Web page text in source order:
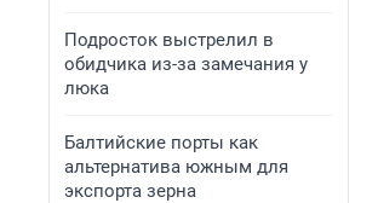
Подросток выстрелил в
обидчика из-за замечания у
люка
Балтийские порты как
альтернатива южным для
экспорта зерна